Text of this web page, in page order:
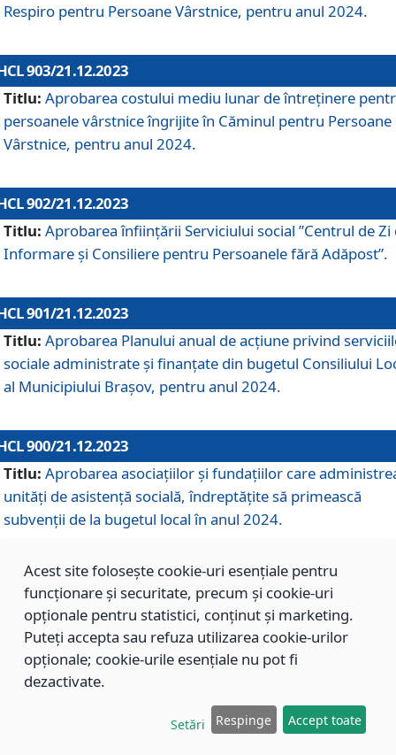
Respiro pentru Persoane Vârstnice, pentru anul 2024.
903/21.12.2023
Titlu: Aprobarea costului mediu lunar de întreţinere
persoanele vârstnice îngrijite în Căminul pentru Persoane
Vârstnice, pentru anul 2024.
902/21.12.2023
Titlu: Aprobarea înființării Serviciului social ”Centrul de Zi
Informare și Consiliere pentru Persoanele fără Adăpost”.
901/21.12.2023
Titlu: Aprobarea Planului anual de acțiune privind
sociale administrate și finanțate din bugetul Consiliului
al Municipiului Brașov, pentru anul 2024.
900/21.12.2023
Titlu: Aprobarea asociațiilor şi fundațiilor care
unități de asistenţă socială, îndreptăţite să primească
subvenţii de la bugetul local în anul 2024.
899/21.12.2023
Aprobarea standardelor de cost pentru serviciile
sociale furnizate în cadrul Direcției de Asistență Socială
Brașov, pentru anul 2024.
Modificarea Anexei la H.C.L. nr. 91 din 09.02.2018,
Acest site folosește cookie-uri esențiale pentru
funcționare și securitate, precum și cookie-uri
opționale pentru statistici, conținut și marketing.
Puteți accepta sau refuza utilizarea cookie-urilor
opționale; cookie-urile esențiale nu pot fi
dezactivate.
Setări Respinge Accept toate